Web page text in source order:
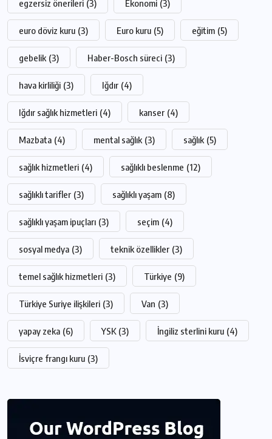
egzersiz önerileri (3) Ekonomi (3)
euro döviz kuru (3) Euro kuru (5) eğitim (5)
gebelik (3) Haber-Bosch süreci (3)
hava kirliliği (3) Iğdır (4)
Iğdır sağlık hizmetleri (4) kanser (4)
Mazbata (4) mental sağlık (3) sağlık (5)
sağlık hizmetleri (4) sağlıklı beslenme (12)
sağlıklı tarifler (3) sağlıklı yaşam (8)
sağlıklı yaşam ipuçları (3) seçim (4)
sosyal medya (3) teknik özellikler (3)
temel sağlık hizmetleri (3) Türkiye (9)
Türkiye Suriye ilişkileri (3) Van (3)
yapay zeka (6) YSK (3) İngiliz sterlini kuru (4)
İsviçre frangı kuru (3)